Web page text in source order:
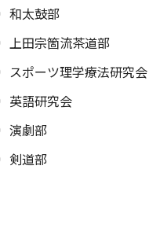
和太鼓部
上田宗箇流茶道部
スポーツ理学療法研究会
英語研究会
演劇部
剣道部